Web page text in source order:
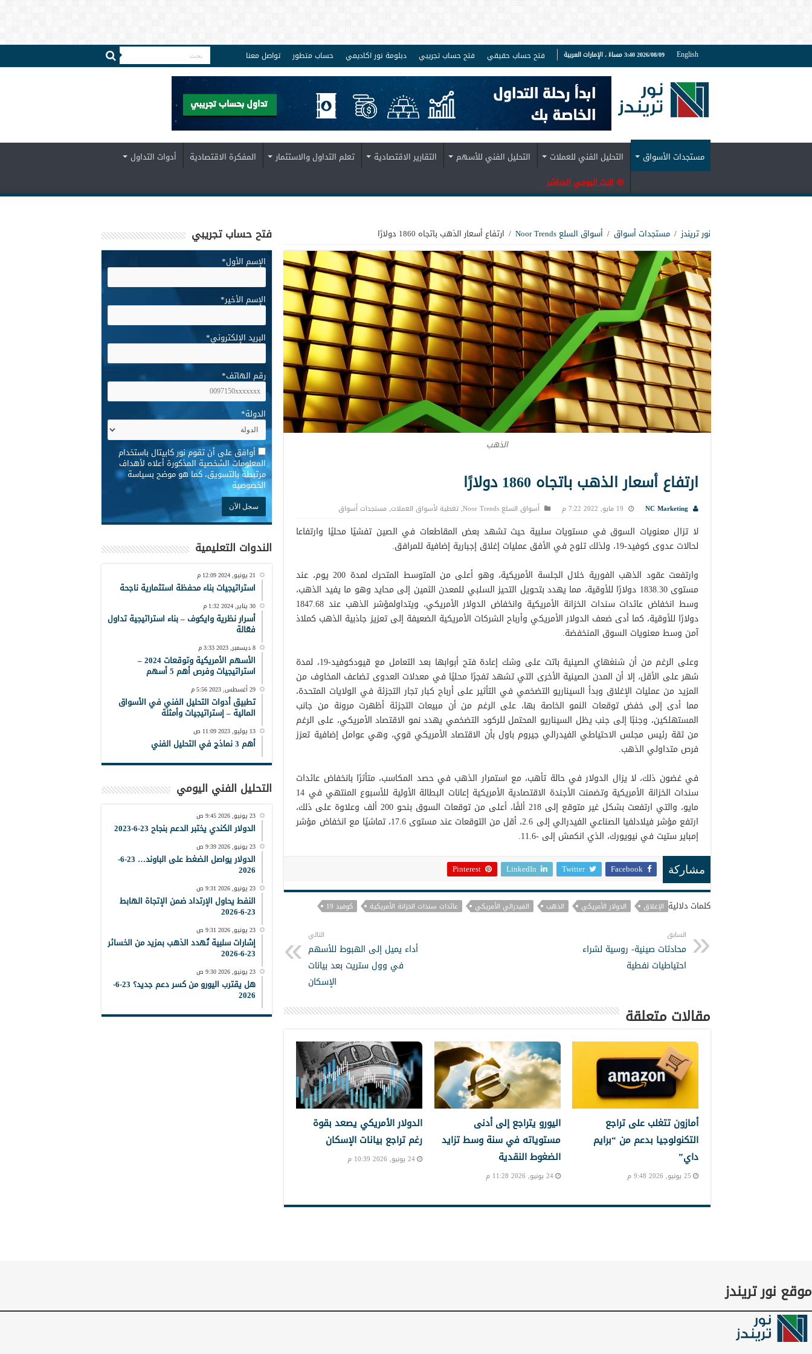
English 2026/08/09 3:40 مساءً ، الإمارات العربية فتح حساب حقيقي فتح حساب تجريبي دبلومة نور اكاديمي حساب متطور تواصل معنا
مستجدات الأسواق التحليل الفني للعملات التحليل الفني للأسهم التقارير الاقتصادية تعلم التداول والاستثمار المفكرة الاقتصادية
أدوات التداول
البث اليومي المباشر
نور تريندز / مستجدات أسواق / أسواق السلع Noor Trends / ارتفاع أسعار الذهب باتجاه 1860 دولارًا
الذهب
ارتفاع أسعار الذهب باتجاه 1860 دولارًا
NC Marketing 19 مايو, 2022 7:22 م أسواق السلع Noor Trends ,تغطية لأسواق العملات,مستجدات أسواق
لا تزال معنويات السوق في مستويات سلبية حيث تشهد بعض المقاطعات في الصين تفشيًا محليًا وارتفاعا
لحالات عدوى كوفيد-19، ولذلك تلوح في الأفق عمليات إغلاق إجبارية إضافية للمرافق.
وارتفعت عقود الذهب الفورية خلال الجلسة الأمريكية، وهو أعلى من المتوسط المتحرك لمدة 200 يوم، عند
مستوى 1838.30 دولارًا للأوقية، مما يهدد بتحويل التحيز السلبي للمعدن الثمين إلى محايد وهو ما يفيد الذهب،
وسط انخفاض عائدات سندات الخزانة الأمريكية وانخفاض الدولار الأمريكي، ويتداولمؤشر الذهب عند 1847.68
دولارًا للأوقية، كما أدى ضعف الدولار الأمريكي وأرباح الشركات الأمريكية الضعيفة إلى تعزيز جاذبية الذهب كملاذ
آمن وسط معنويات السوق المنخفضة.
وعلى الرغم من أن شنغهاي الصينية باتت على وشك إعادة فتح أبوابها بعد التعامل مع قيودكوفيد-19، لمدة
شهر على الأقل، إلا أن المدن الصينية الأخرى التي تشهد تفجرًا محليًا في معدلات العدوى تضاعف المخاوف من
المزيد من عمليات الإغلاق وبدأ السيناريو التضخمي في التأثير على أرباح كبار تجار التجزئة في الولايات المتحدة،
مما أدى إلى خفض توقعات النمو الخاصة بها، على الرغم من أن مبيعات التجزئة أظهرت مرونة من جانب
المستهلكين، وجنبًا إلى جنب يظل السيناريو المحتمل للركود التضخمي يهدد نمو الاقتصاد الأمريكي، على الرغم
من ثقة رئيس مجلس الاحتياطي الفيدرالي جيروم باول بأن الاقتصاد الأمريكي قوي، وهي عوامل إضافية تعزز
فرص متداولي الذهب.
في غضون ذلك، لا يزال الدولار في حالة تأهب، مع استمرار الذهب في حصد المكاسب، متأثرًا بانخفاض عائدات
سندات الخزانة الأمريكية وتضمنت الأجندة الاقتصادية الأمريكية إعانات البطالة الأولية للأسبوع المنتهي في 14
مايو، والتي ارتفعت بشكل غير متوقع إلى 218 ألفًا، أعلى من توقعات السوق بنحو 200 ألف وعلاوة على ذلك،
ارتفع مؤشر فيلادلفيا الصناعي الفيدرالي إلى 2.6، أقل من التوقعات عند مستوى 17.6، تماشيًا مع انخفاض مؤشر
إمباير ستيت في نيويورك، الذي انكمش إلى -11.6.
مشاركة Facebook
Twitter
LinkedIn
Pinterest
كلمات دلالية الإغلاق الدولار الأمريكي الذهب الفيدرالي الأمريكي عائدات سندات الخزانة الأمريكية كوفيد 19
السابق
محادثات صينية- روسية لشراء
احتياطيات نفطية
التالي
أداء يميل إلى الهبوط للأسهم
في وول ستريت بعد بيانات
الإسكان
مقالات متعلقة
أمازون تتغلب على تراجع
التكنولوجيا بدعم من “برايم
داي”
25 يونيو, 2026 9:48 م
اليورو يتراجع إلى أدنى
مستوياته في سنة وسط تزايد
الضغوط النقدية
24 يونيو, 2026 11:28 م
الدولار الأمريكي يصعد بقوة
رغم تراجع بيانات الإسكان
24 يونيو, 2026 10:39 م
فتح حساب تجريبي
الإسم الأول*
الإسم الأخير*
البريد الإلكتروني*
رقم الهاتف*
الدولة*
* أوافق على أن تقوم نور كابيتال باستخدام
المعلومات الشخصية المذكورة أعلاه لأهداف
مرتبطة بالتسويق، كما هو موضح بسياسة
الخصوصية
الندوات التعليمية
21 يونيو, 2024 12:09 م
استراتيجيات بناء محفظة استثمارية ناجحة
30 يناير, 2024 1:32 م
أسرار نظرية وايكوف – بناء استراتيجية تداول
فعّالة
8 ديسمبر, 2023 3:33 م
الأسهم الأمريكية وتوقعات 2024 –
استراتيجيات وفرص أهم 5 أسهم
29 أغسطس, 2023 5:56 م
تطبيق أدوات التحليل الفني في الأسواق
المالية – إستراتيجيات وأمثلة
13 يوليو, 2023 11:09 ص
أهم 3 نماذج في التحليل الفني
التحليل الفني اليومي
23 يونيو, 2026 9:45 ص
الدولار الكندي يختبر الدعم بنجاح 23-6-2023
23 يونيو, 2026 9:39 ص
الدولار يواصل الضغط على الباوند… 23-6-
2026
23 يونيو, 2026 9:31 ص
النفط يحاول الإرتداد ضمن الإتجاة الهابط
23-6-2026
23 يونيو, 2026 9:31 ص
إشارات سلبية تُهدد الذهب بمزيد من الخسائر
23-6-2026
23 يونيو, 2026 9:30 ص
هل يقترب اليورو من كسر دعم جديد؟ 23-6-
2026
موقع نور تريندز